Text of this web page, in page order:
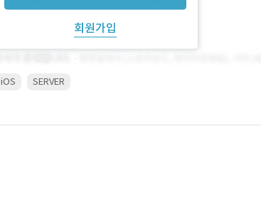
회원가입
iOS SERVER